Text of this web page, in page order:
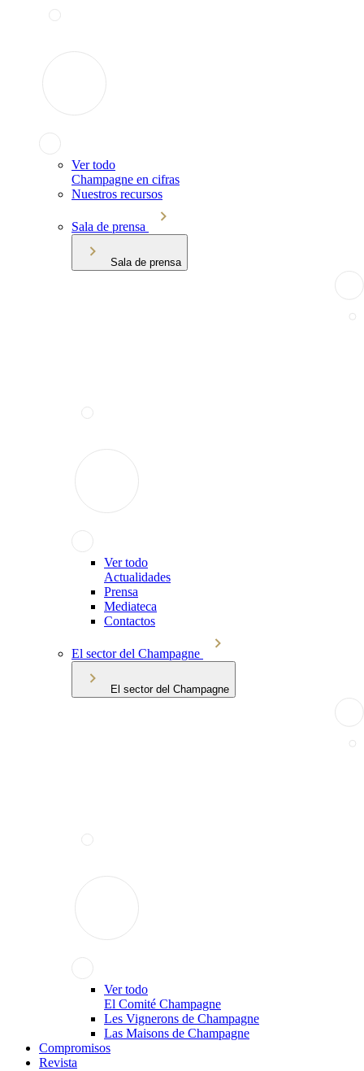
Ver todo
Champagne en cifras
Nuestros recursos
Sala de prensa
Sala de prensa
Ver todo
Actualidades
Prensa
Mediateca
Contactos
El sector del Champagne
El sector del Champagne
Ver todo
El Comité Champagne
Les Vignerons de Champagne
Las Maisons de Champagne
Compromisos
Revista